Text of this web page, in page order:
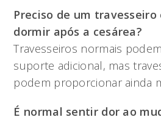
Preciso de um travesseiro
dormir após a cesárea?
Travesseiros normais
suporte adicional, mas
podem proporcionar ainda
É normal sentir dor ao